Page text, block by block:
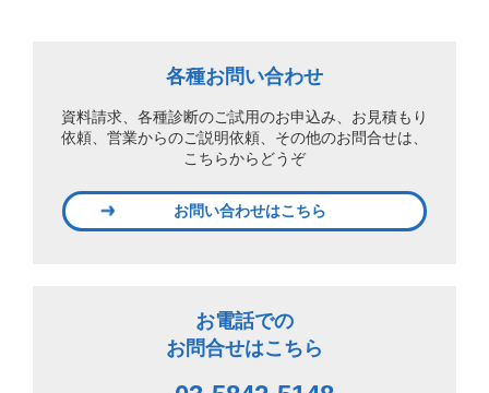
各種お問い合わせ
資料請求、各種診断のご試用のお申込み、 お見積もり
依頼、営業からのご説明依頼、 その他のお問合せは、
こちらからどうぞ
お問い合わせはこちら
お電話での
お問合せはこちら